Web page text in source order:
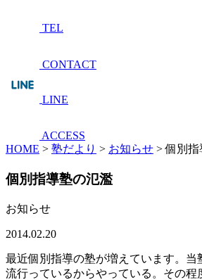
TEL
CONTACT
LINE
ACCESS
HOME > 塾だより > お知らせ >個別指
個別指導塾の氾濫
お知らせ
2014.02.20
最近個別指導の塾が増えています。
流行っているからやっている。その程